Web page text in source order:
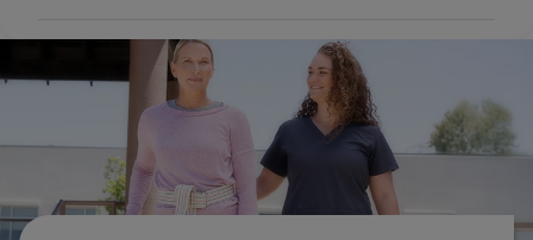
Pagar mi factura